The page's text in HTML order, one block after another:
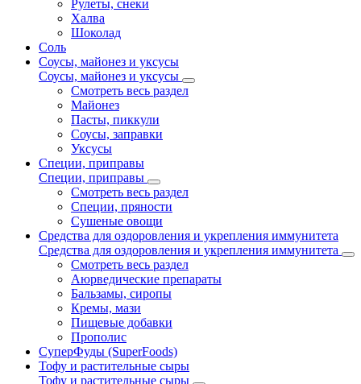
Рулеты, снеки
Халва
Шоколад
Соль
Соусы, майонез и уксусы
Соусы, майонез и уксусы
Смотреть весь раздел
Майонез
Пасты, пиккули
Соусы, заправки
Уксусы
Специи, приправы
Специи, приправы
Смотреть весь раздел
Специи, пряности
Сушеные овощи
Средства для оздоровления и укрепления иммунитета
Средства для оздоровления и укрепления иммунитета
Смотреть весь раздел
Аюрведические препараты
Бальзамы, сиропы
Кремы, мази
Пищевые добавки
Прополис
СуперФуды (SuperFoods)
Тофу и растительные сыры
Тофу и растительные сыры